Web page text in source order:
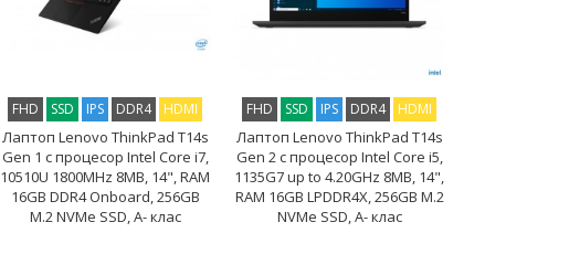
FHD SSD IPS DDR4 HDMI
Лаптоп Lenovo ThinkPad T14s
Gen 1 с процесор Intel Core i7,
10510U 1800MHz 8MB, 14", RAM
16GB DDR4 Onboard, 256GB
M.2 NVMe SSD, A- клас
FHD SSD IPS DDR4 HDMI
Лаптоп Lenovo ThinkPad T14s
Gen 2 с процесор Intel Core i5,
1135G7 up to 4.20GHz 8MB, 14",
RAM 16GB LPDDR4X, 256GB M.2
NVMe SSD, A- клас